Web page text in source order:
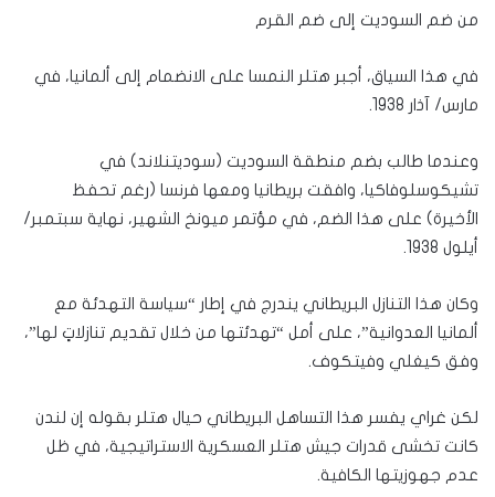
من ضم السوديت إلى ضم القرم
في هذا السياق، أجبر هتلر النمسا على الانضمام إلى ألمانيا، في
مارس/ آذار 1938.
وعندما طالب بضم منطقة السوديت (سوديتنلاند) في
تشيكوسلوفاكيا، وافقت بريطانيا ومعها فرنسا (رغم تحفظ
الأخيرة) على هذا الضم، في مؤتمر ميونخ الشهير، نهاية سبتمبر/
أيلول 1938.
وكان هذا التنازل البريطاني يندرج في إطار “سياسة التهدئة مع
ألمانيا العدوانية”، على أمل “تهدئتها من خلال تقديم تنازلاتٍ لها”،
وفق كيغلي وفيتكوف.
لكن غراي يفسر هذا التساهل البريطاني حيال هتلر بقوله إن لندن
كانت تخشى قدرات جيش هتلر العسكرية الاستراتيجية، في ظل
عدم جهوزيتها الكافية.